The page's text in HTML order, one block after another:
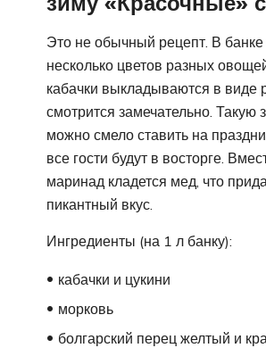
Это не обычный рецепт. В банке
несколько цветов разных
кабачки выкладываются в виде
смотрится замечательно. Такую
можно смело ставить на
все гости будут в восторге.
маринад кладется мед, что
пикантный вкус.
Ингредиенты (на 1 л банку):
кабачки и цукини
морковь
болгарский перец желтый и